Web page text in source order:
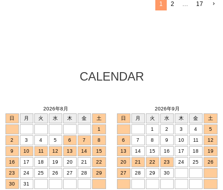
1 2 … 17
CALENDAR
2026年8月
日
月 火 水 木 金
土
1
2
3 4 5 6 7
8
9
10 11 12 13 14
15
16
17 18 19 20 21
22
23
24 25 26 27 28
29
30
31
2026年9月
日
月 火 水 木 金
土
1
2 3 4
5
6
7 8 9 10 11
12
13
14 15 16 17 18
19
20
21 22 23 24 25
26
27
28 29 30